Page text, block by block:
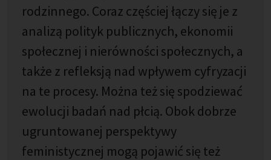
rodzinnego. Coraz częściej łączy się je z
analizą polityk publicznych, ekonomii
społecznej i nierówności społecznych, a
także z refleksją nad wpływem cyfryzacji
na te procesy. Można też się spodziewać
ewolucji badań nad płcią. Obok dobrze
ugruntowanej perspektywy
feministycznej mogą pojawić się też